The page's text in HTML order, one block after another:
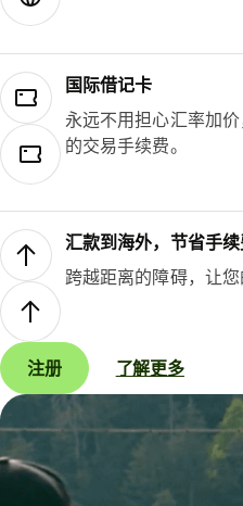
国际借记卡
永远不用担心汇率加
的交易手续费。
汇款到海外，节省手
跨越距离的障碍，让您
注册 了解更多